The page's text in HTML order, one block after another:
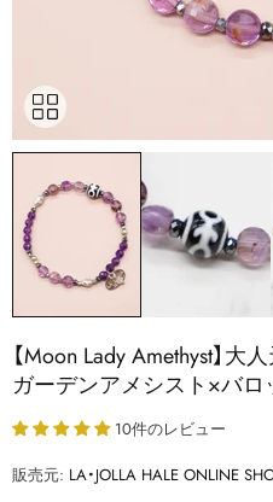
【Moon Lady Amethyst】​
ガーデンアメシスト×バ
10件のレビュー
販売元: LA・JOLLA HALE ONLINE